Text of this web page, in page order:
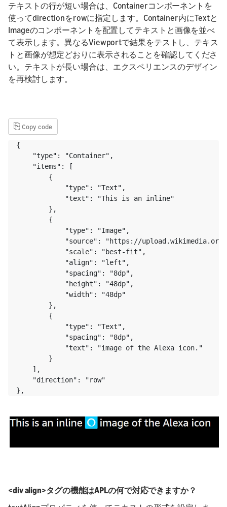
テキストの行が短い場合は、Containerコンポーネントを
使ってdirectionをrowに指定します。Container内にTextと
Imageのコンポーネントを配置してテキストと画像を並べ
て表示します。異なるViewportで結果をテストし、テキス
トと画像が想定どおりに表示されることを確認してくださ
い。テキストが長い場合は、エクスペリエンスのデザイン
を再検討します。
⎘ Copy code
{
    "type": "Container",
    "items": [
        {
            "type": "Text",
            "text": "This is an inline"
        },
        {
            "type": "Image",
"source": "https://
            "scale": "best-fit",
            "align": "left",
            "spacing": "8dp",
            "height": "48dp",
            "width": "48dp"
        },
        {
            "type": "Text",
            "spacing": "8dp",
            "text": "image of the Alexa icon."
        }
    ],
    "direction": "row"
},
<div align>タグの機能はAPLの何で対応できますか？